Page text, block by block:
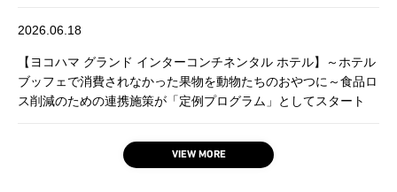
2026.06.18
【ヨコハマ グランド インターコンチネンタル ホテル】～ホテル
ブッフェで消費されなかった果物を動物たちのおやつに～食品ロ
ス削減のための連携施策が「定例プログラム」としてスタート
VIEW MORE